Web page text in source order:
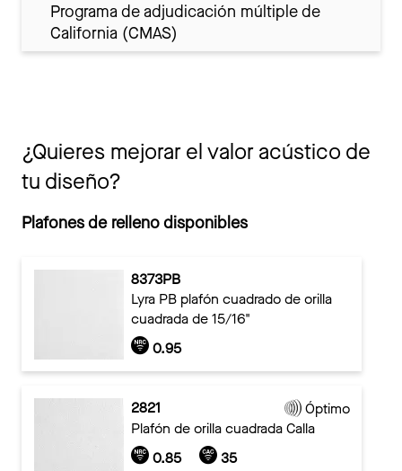
Programa de adjudicación múltiple de
California (CMAS)
¿Quieres mejorar el valor acústico de
tu diseño?
Plafones de relleno disponibles
8373PB
Lyra PB plafón cuadrado de orilla
cuadrada de 15/16"
0.95
2821
Óptimo
Plafón de orilla cuadrada Calla
0.85
35